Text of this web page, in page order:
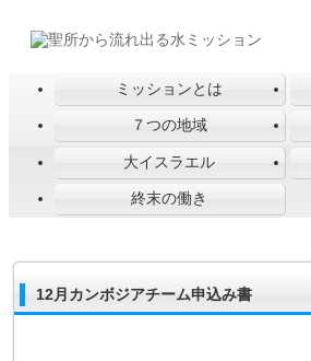
ミッションとは
７つの地域
大イスラエル
終末の働き
12月カンボジアチーム申込み書